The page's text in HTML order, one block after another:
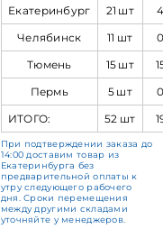
Екатеринбург
21 шт
Челябинск
11 шт
Тюмень
15 шт
Пермь
5 шт
ИТОГО:
52 шт
При подтверждении заказа до
14:00 доставим товар из
Екатеринбурга без
предварительной оплаты к
утру следующего рабочего
дня. Сроки перемещения
между другими складами
уточняйте у менеджеров.